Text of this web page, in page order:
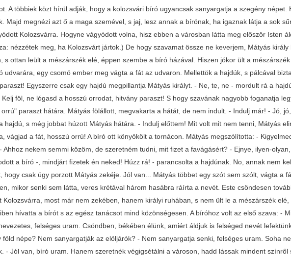
A többiek közt hírül adják, hogy a kolozsvári bíró ugyancsak sanyargatja a szegény népet.
Majd megnézi azt ő a maga szemével, s jaj, lesz annak a bírónak, ha igaznak látja a sok
Kolozsvárra. Hogyne vágyódott volna, hisz ebben a városban látta meg először Isten
nézzétek meg, ha Kolozsvárt jártok.) De hogy szavamat össze ne keverjem, Mátyás
s ottan leült a mészárszék elé, éppen szembe a bíró házával. Hiszen jókor ült a
udvarára, egy csomó ember meg vágta a fát az udvaron. Mellettök a hajdúk, s pálcával
Egyszerre csak egy hajdú megpillantja Mátyás királyt. - Ne, te, ne - mordult rá a
Kelj föl, ne lógasd a hosszú orrodat, hitvány paraszt! S hogy szavának nagyobb foganatja
paraszt hátára. Mátyás fölállott, megvakarta a hátát, de nem indult. - Indulj már! - Jó,
hajdú, s még jobbat húzott Mátyás hátára. - Indulj előttem! Mit volt mit nem tenni, Mátyás
vágjad a fát, hosszú orrú! A bíró ott könyökölt a tornácon. Mátyás megszólította: -
Ahhoz nekem semmi közöm, de szeretném tudni, mit fizet a favágásért? - Ejnye, ilyen-
a bíró -, mindjárt fizetek én neked! Húzz rá! - parancsolta a hajdúnak. No, annak nem
hogy csak úgy porzott Mátyás zekéje. Jól van... Mátyás többet egy szót sem szólt, vágta a
mikor senki sem látta, veres krétával három hasábra ráírta a nevét. Este csöndesen
Kolozsvárra, most már nem zekében, hanem királyi ruhában, s nem ült le a mészárszék elé,
hívatta a bírót s az egész tanácsot mind közönségesen. A bíróhoz volt az első szava: -
felséges uram. Csöndben, békében élünk, amiért áldjuk is felséged nevét
föld népe? Nem sanyargatják az elöljárók? - Nem sanyargatja senki, felséges uram. Soha
- Jól van, bíró uram. Hanem szeretnék végigsétálni a városon, hadd lássak mindent színről